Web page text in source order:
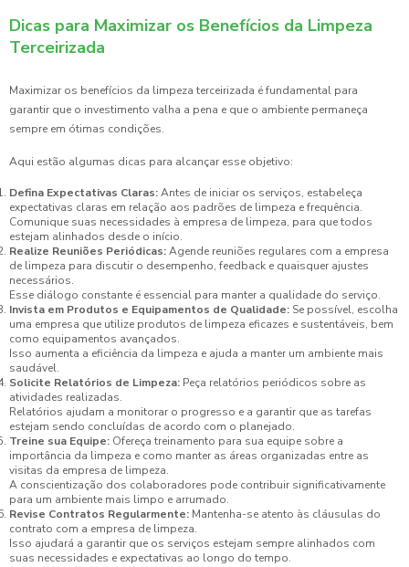
Dicas para Maximizar os Benefícios da Limpeza
Terceirizada
Maximizar os benefícios da limpeza terceirizada é fundamental para
garantir que o investimento valha a pena e que o ambiente permaneça
sempre em ótimas condições.
Aqui estão algumas dicas para alcançar esse objetivo:
Defina Expectativas Claras:Antes de iniciar os serviços, estabeleça
expectativas claras em relação aos padrões de limpeza e frequência.
Comunique suas necessidades à empresa de limpeza, para que todos
estejam alinhados desde o início.
Realize Reuniões Periódicas:Agende reuniões regulares com a empresa
de limpeza para discutir o desempenho, feedback e quaisquer ajustes
necessários.
Esse diálogo constante é essencial para manter a qualidade do serviço.
Invista em Produtos e Equipamentos de Qualidade: Se possível, escolha
uma empresa que utilize produtos de limpeza eficazes e sustentáveis, bem
como equipamentos avançados.
Isso aumenta a eficiência da limpeza e ajuda a manter um ambiente mais
saudável.
Solicite Relatórios de Limpeza: Peça relatórios periódicos sobre as
atividades realizadas.
Relatórios ajudam a monitorar o progresso e a garantir que as tarefas
estejam sendo concluídas de acordo com o planejado.
Treine sua Equipe: Ofereça treinamento para sua equipe sobre a
importância da limpeza e como manter as áreas organizadas entre as
visitas da empresa de limpeza.
A conscientização dos colaboradores pode contribuir significativamente
para um ambiente mais limpo e arrumado.
Revise Contratos Regularmente: Mantenha-se atento às cláusulas do
contrato com a empresa de limpeza.
Isso ajudará a garantir que os serviços estejam sempre alinhados com
suas necessidades e expectativas ao longo do tempo.